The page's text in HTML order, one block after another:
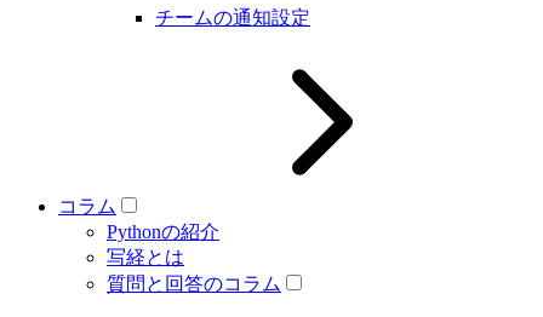
チームの通知設定
コラム
Pythonの紹介
写経とは
質問と回答のコラム